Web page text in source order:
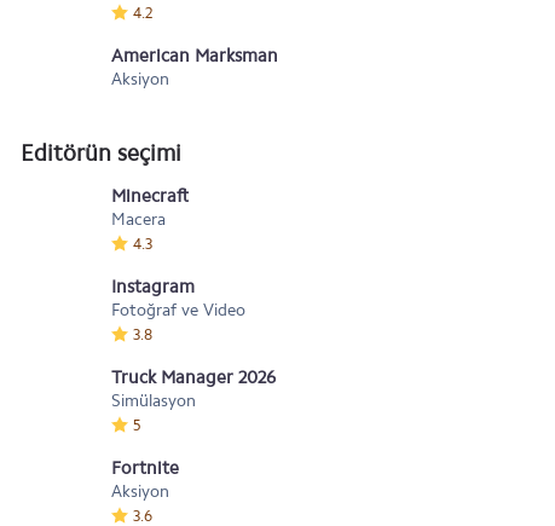
4.2
American Marksman
Aksiyon
Editörün seçimi
Minecraft
Macera
4.3
Instagram
Fotoğraf ve Video
3.8
Truck Manager 2026
Simülasyon
5
Fortnite
Aksiyon
3.6